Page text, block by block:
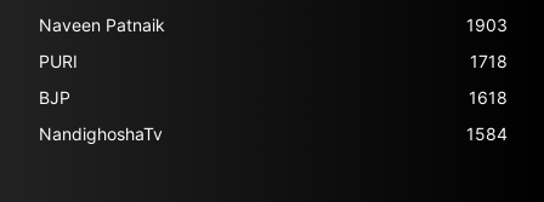
Naveen Patnaik
1903
PURI
1718
BJP
1618
NandighoshaTv
1584